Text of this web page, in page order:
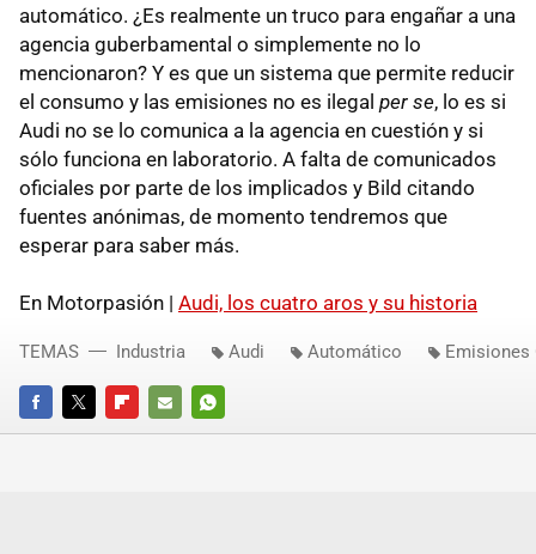
automático. ¿Es realmente un truco para engañar a una
agencia guberbamental o simplemente no lo
mencionaron? Y es que un sistema que permite reducir
el consumo y las emisiones no es ilegal per se, lo es si
Audi no se lo comunica a la agencia en cuestión y si
sólo funciona en laboratorio. A falta de comunicados
oficiales por parte de los implicados y Bild citando
fuentes anónimas, de momento tendremos que
esperar para saber más.
En Motorpasión | Audi, los cuatro aros y su historia
FACEBOOKTWITTERFLIPBOARD
E-
WHATSAPP
TEMAS Industria Audi Automático Emisiones